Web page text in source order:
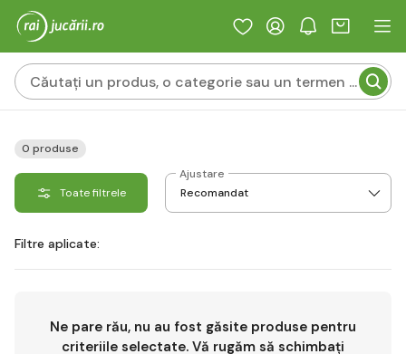
0 produse
Toate filtrele
Ajustare
Filtre aplicate:
Ne pare rău, nu au fost găsite produse pentru
criteriile selectate. Vă rugăm să schimbați